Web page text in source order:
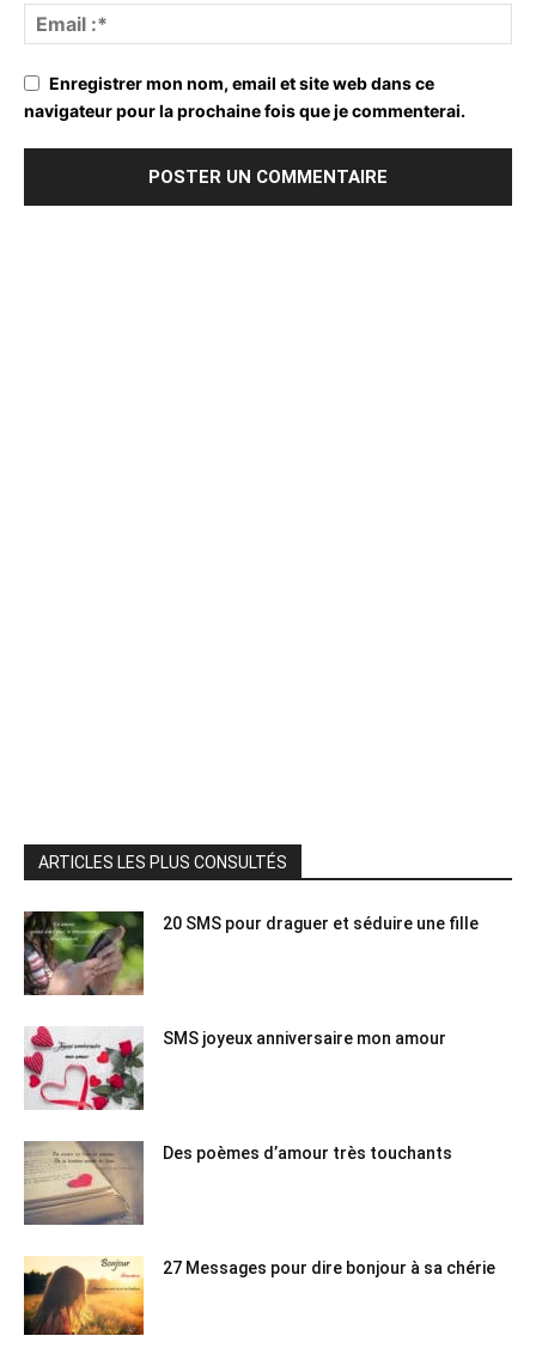
Enregistrer mon nom, email et site web dans ce
navigateur pour la prochaine fois que je commenterai.
ARTICLES LES PLUS CONSULTÉS
20 SMS pour draguer et séduire une fille
SMS joyeux anniversaire mon amour
Des poèmes d’amour très touchants
27 Messages pour dire bonjour à sa chérie